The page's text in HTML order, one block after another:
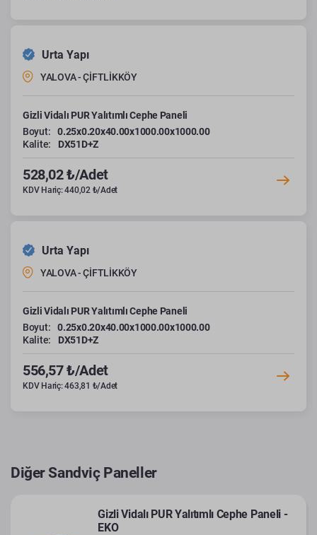
Urta Yapı
YALOVA - ÇİFTLİKKÖY
Gizli Vidalı PUR Yalıtımlı Cephe Paneli
Boyut:
0.25x0.20x40.00x1000.00x1000.00
Kalite:
DX51D+Z
528,02 ₺/Adet
KDV Hariç: 440,02 ₺/Adet
Urta Yapı
YALOVA - ÇİFTLİKKÖY
Gizli Vidalı PUR Yalıtımlı Cephe Paneli
Boyut:
0.25x0.20x40.00x1000.00x1000.00
Kalite:
DX51D+Z
556,57 ₺/Adet
KDV Hariç: 463,81 ₺/Adet
Diğer Sandviç Paneller
Gizli Vidalı PUR Yalıtımlı Cephe Paneli -
EKO